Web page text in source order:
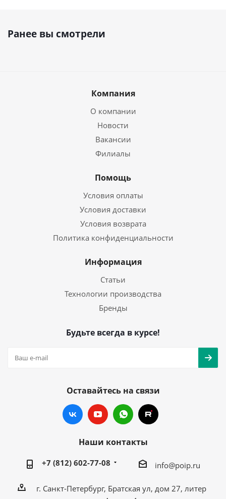
Ранее вы смотрели
Компания
О компании
Новости
Вакансии
Филиалы
Помощь
Условия оплаты
Условия доставки
Условия возврата
Политика конфиденциальности
Информация
Статьи
Технологии производства
Бренды
Будьте всегда в курсе!
Оставайтесь на связи
Наши контакты
+7 (812) 602-77-08 info@poip.ru
г. Санкт-Петербург, Братская ул, дом 27, литер